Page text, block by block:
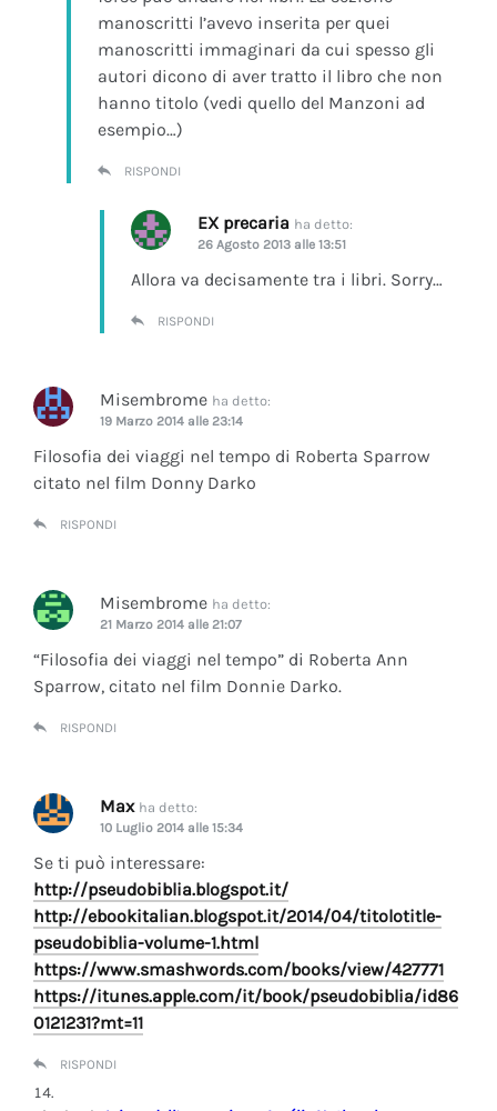
manoscritti l’avevo inserita per quei
manoscritti immaginari da cui spesso gli
autori dicono di aver tratto il libro che non
hanno titolo (vedi quello del Manzoni ad
esempio…)
RISPONDI
EX precaria ha detto:
26 Agosto 2013 alle 13:51
Allora va decisamente tra i libri. Sorry…
RISPONDI
Misembrome ha detto:
19 Marzo 2014 alle 23:14
Filosofia dei viaggi nel tempo di Roberta Sparrow
citato nel film Donny Darko
RISPONDI
Misembrome ha detto:
21 Marzo 2014 alle 21:07
“Filosofia dei viaggi nel tempo” di Roberta Ann
Sparrow, citato nel film Donnie Darko.
RISPONDI
Max ha detto:
10 Luglio 2014 alle 15:34
Se ti può interessare:
http://pseudobiblia.blogspot.it/
http://ebookitalian.blogspot.it/2014/04/titolotitle-
pseudobiblia-volume-1.html
https://www.smashwords.com/books/view/427771
https://itunes.apple.com/it/book/pseudobiblia/id86
0121231?mt=11
RISPONDI